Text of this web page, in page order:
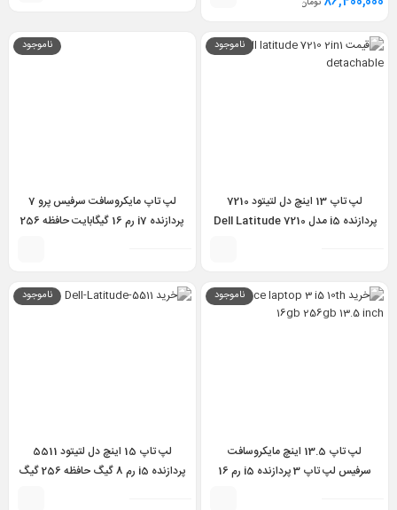
ناموجود
لپ تاپ 13 اینچ دل لتیتود 7210
پردازنده i5 مدل Dell Latitude 7210
ناموجود
لپ تاپ مایکروسافت سرفیس پرو 7
پردازنده i7 رم 16 گیگابایت حافظه 256
ناموجود
لپ تاپ 13.5 اینچ مایکروسافت
سرفیس لپ تاپ 3 پردازنده i5 رم 16
ناموجود
لپ تاپ 15 اینچ دل لتیتود 5511
پردازنده i5 رم 8 گیگ حافظه 256 گیگ